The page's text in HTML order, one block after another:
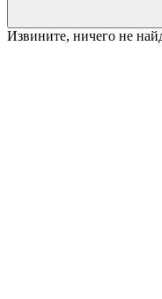
Извините, ничего не